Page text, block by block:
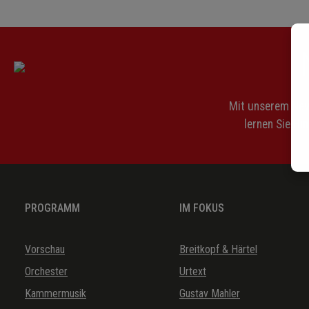
SSWV 113
SSWV 541
SSWV 103
Mit unserem
lernen Sie
PROGRAMM
Vorschau
Orchester
Kammermusik
IM FOKUS
Breitkopf & Härtel
Urtext
Gustav Mahler